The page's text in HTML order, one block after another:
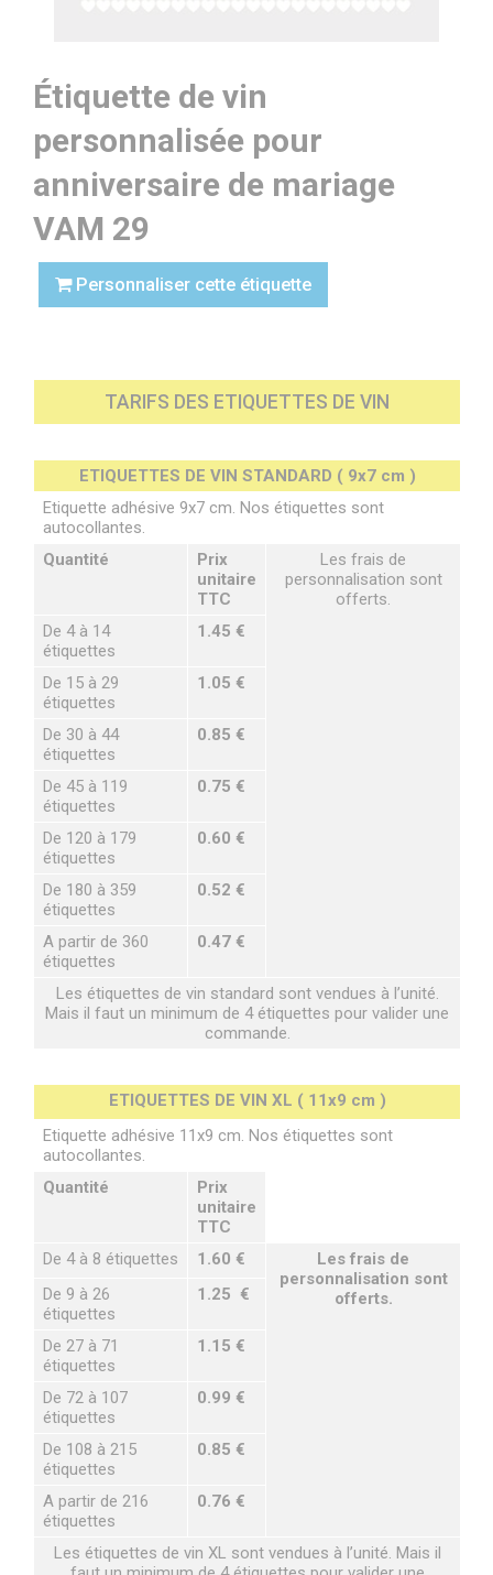
Étiquette de vin
personnalisée pour
anniversaire de mariage
VAM 29
Personnaliser cette étiquette
TARIFS DES ETIQUETTES DE VIN
ETIQUETTES DE VIN STANDARD ( 9x7 cm )
Etiquette adhésive 9x7 cm. Nos étiquettes sont
autocollantes.
Quantité
Prix
unitaire
TTC
Les frais de
personnalisation sont
offerts.
De 4 à 14
étiquettes
1.45 €
De 15 à 29
étiquettes
1.05 €
De 30 à 44
étiquettes
0.85 €
De 45 à 119
étiquettes
0.75 €
De 120 à 179
étiquettes
0.60 €
De 180 à 359
étiquettes
0.52 €
A partir de 360
étiquettes
0.47 €
Les étiquettes de vin standard sont vendues à l’unité.
Mais il faut un minimum de 4 étiquettes pour valider une
commande.
ETIQUETTES DE VIN XL ( 11x9 cm )
Etiquette adhésive 11x9 cm. Nos étiquettes sont
autocollantes.
Quantité
Prix
unitaire
TTC
De 4 à 8 étiquettes
1.60 €
Les frais de
personnalisation sont
offerts.
De 9 à 26
étiquettes
1.25 €
De 27 à 71
étiquettes
1.15 €
De 72 à 107
étiquettes
0.99 €
De 108 à 215
étiquettes
0.85 €
A partir de 216
étiquettes
0.76 €
Les étiquettes de vin XL sont vendues à l’unité. Mais il